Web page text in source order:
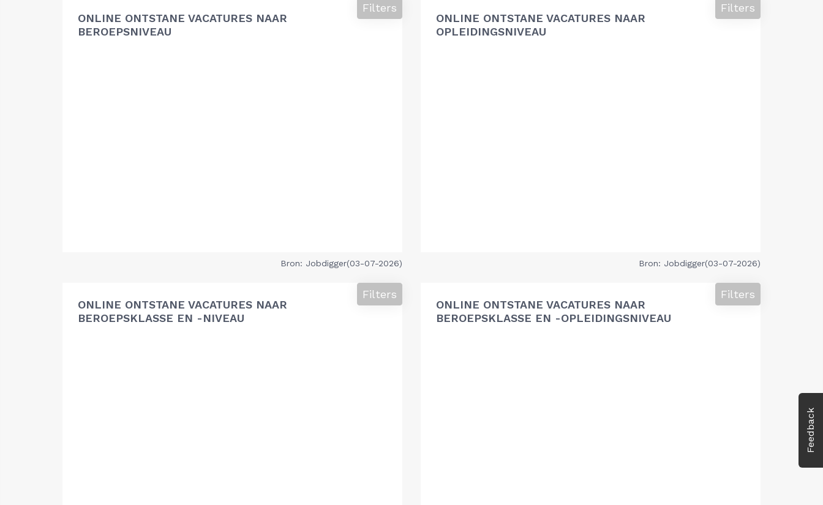
Feedback
ONLINE ONTSTANE VACATURES NAAR
BEROEPSNIVEAU
Filters
Bron: Jobdigger(03-07-2026)
ONLINE ONTSTANE VACATURES NAAR
OPLEIDINGSNIVEAU
Filters
Bron: Jobdigger(03-07-2026)
ONLINE ONTSTANE VACATURES NAAR
BEROEPSKLASSE EN -NIVEAU
Filters
ONLINE ONTSTANE VACATURES NAAR
BEROEPSKLASSE EN -OPLEIDINGSNIVEAU
Filters